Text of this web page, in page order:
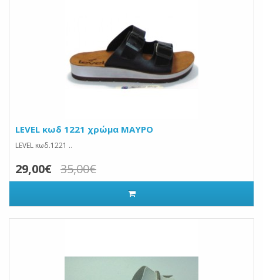
LEVEL κωδ 1221 χρώμα ΜΑΥΡΟ
LEVEL κωδ.1221 ..
29,00€ 35,00€